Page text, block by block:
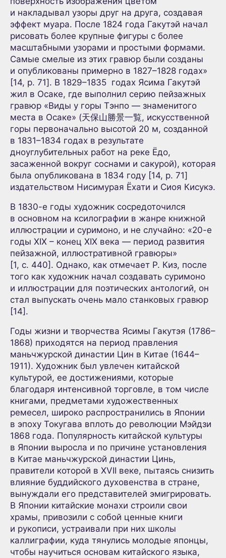
и накладывал узоры друг на друга, создавая
эффект муара. После 1824 года Гакутэй начал
рисовать более крупные фигуры с более
масштабными узорами и простыми формами.
Самые смелые из этих гравюр были созданы
и опубликованы примерно в 1827–1828 годах»
[14, p. 71]. В 1829–1835 годах Ясима Гакутэй
жил в Осаке, где выполнил серию пейзажных
гравюр «Виды у горы Тэнпо — знаменитого
места в Осаке» (天保山勝景一覧, искусственной
горы первоначально высотой 20 м, созданной
в 1831–1834 годах в результате
дноуглубительных работ на реке Ёдо,
засаженной вокруг соснами и сакурой), которая
была опубликована в 1834 году [14, p. 71]
издательством Нисимурая Ёхати и Сиоя Кисукэ.
В 1830-е годы художник сосредоточился
в основном на ксилографии в жанре книжной
иллюстрации и суримоно, и не случайно: «20-е
годы XIX – конец XIX века — период развития
пейзажной, иллюстративной гравюры»
[1, с. 440]. Однако, как отмечает Р. Киз, после
того как художник начал создавать суримоно
и иллюстрации для поэтических антологий, он
стал выпускать очень мало станковых гравюр
[14].
Годы жизни и творчества Ясимы Гакутэя (1786–
1868) приходятся на период правления
маньчжурской династии Цин в Китае (1644–
1911). Художник был увлечен китайской
культурой, ее достижениями, которые
благодаря интенсивной торговле, в том числе
книгами, предметами художественных
ремесел, широко распространились в Японии
в эпоху Токугава вплоть до революции Мэйдзи
1868 года. Популярность китайской культуры
в Японии выросла и по причине установления
в Китае маньчжурской династии Цинь,
правители которой в XVII веке, пытаясь снизить
влияние буддийского духовенства в стране,
вынуждали его представителей эмигрировать.
В Японии китайские монахи строили свои
храмы, привозили с собой ценные книги
и рукописи, устраивали при них школы
каллиграфии, куда тянулись молодые японцы,
чтобы научиться основам китайского языка,